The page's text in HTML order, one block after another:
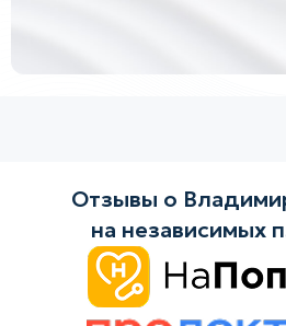
Отзывы о
на независимых